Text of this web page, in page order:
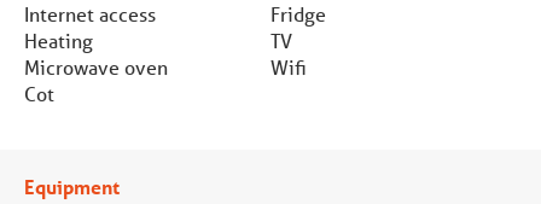
Internet access
Heating
Microwave oven
Cot
Fridge
TV
Wifi
Equipment